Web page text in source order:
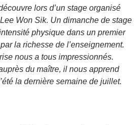
lors d’un stage organisé
Won Sik. Un dimanche de stage
physique dans un premier
la richesse de l’enseignement.
nous a tous impressionnés.
du maître, il nous apprend
la dernière semaine de juillet.